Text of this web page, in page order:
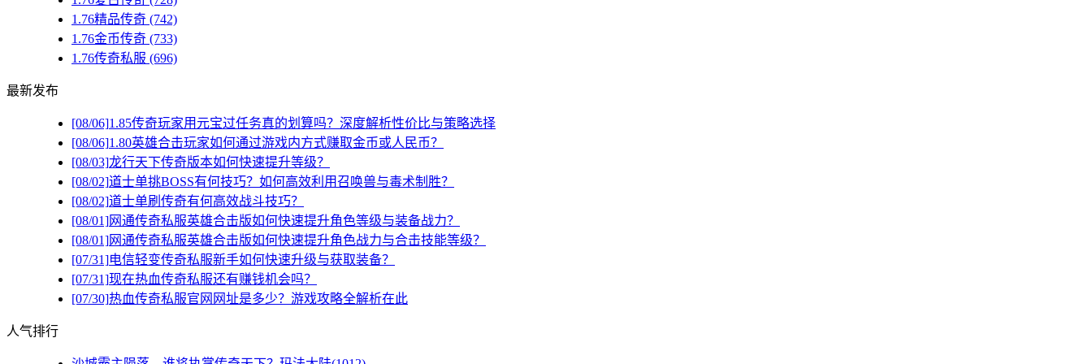
1.76精品传奇 (742)
1.76金币传奇 (733)
1.76传奇私服 (696)
最新发布
[08/06]1.85传奇玩家用元宝过任务真的划算吗？深度解析性价比与策略选择
[08/06]1.80英雄合击玩家如何通过游戏内方式赚取金币或人民币？
[08/03]龙行天下传奇版本如何快速提升等级？
[08/02]道士单挑BOSS有何技巧？如何高效利用召唤兽与毒术制胜？
[08/02]道士单刷传奇有何高效战斗技巧？
[08/01]网通传奇私服英雄合击版如何快速提升角色等级与装备战力？
[08/01]网通传奇私服英雄合击版如何快速提升角色战力与合击技能等级？
[07/31]电信轻变传奇私服新手如何快速升级与获取装备？
[07/31]现在热血传奇私服还有赚钱机会吗？
[07/30]热血传奇私服官网网址是多少？游戏攻略全解析在此
人气排行